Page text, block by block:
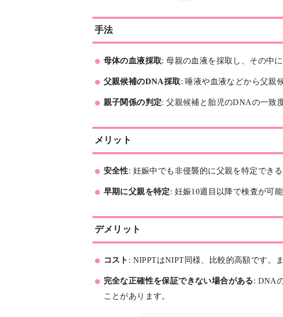
手法
母体の血液採取: 母親の血液を採取し、その中
父親候補のDNA採取: 唾液や血液などから父親
親子関係の判定: 父親候補と胎児のDNAの一致
メリット
安全性: 妊娠中でも非侵襲的に父親を特定でき
早期に父親を特定: 妊娠10週目以降で検査が可
デメリット
コスト : NIPPTはNIPT同様、比較的高額です。
完全な正確性を保証できない場合がある: DNA
ことがあります。